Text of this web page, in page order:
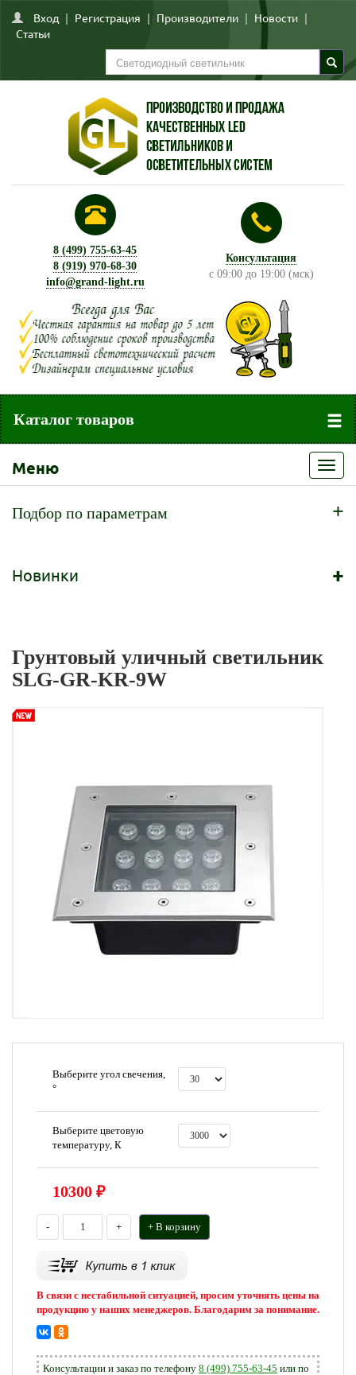
Вход | Регистрация | Производители | Новости |
Статьи
8 (499) 755-63-45
8 (919) 970-68-30
info@grand-light.ru
Консультация
с 09:00 до 19:00 (мск)
Каталог товаров
Меню
Подбор по параметрам +
Новинки +
Грунтовый уличный светильник
SLG-GR-KR-9W
Выберите угол свечения,
°
Выберите цветовую
температуру, К
10300 ₽
- + + В корзину
В связи с нестабильной ситуацией, просим уточнять цены на
продукцию у наших менеджеров. Благодарим за понимание.
Консультации и заказ по телефону 8 (499) 755-63-45 или по